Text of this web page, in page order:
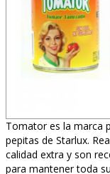
Tomator es la marca
pepitas de Starlux.
calidad extra y son
para mantener toda